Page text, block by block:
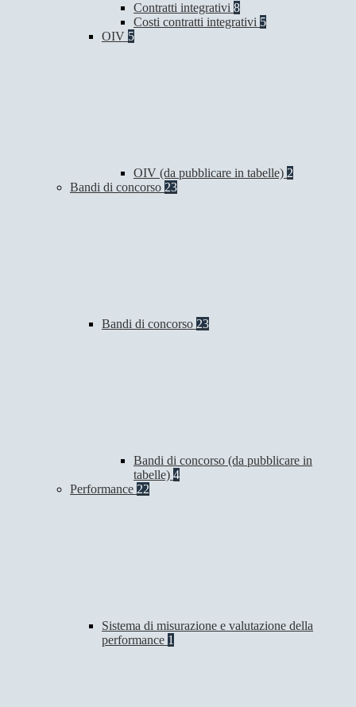
Contratti integrativi 8
Costi contratti integrativi 5
OIV 5
OIV (da pubblicare in tabelle) 2
Bandi di concorso 23
Bandi di concorso 23
Bandi di concorso (da pubblicare in
tabelle) 4
Performance 22
Sistema di misurazione e valutazione della
performance 1